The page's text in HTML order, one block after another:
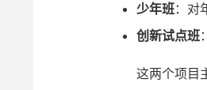
少年班：对
创新试点班
这两个项目